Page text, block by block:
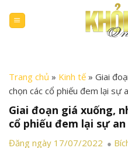
content
Trang chủ » Kinh tế » Giai
chọn các cổ phiếu đem lại sự
Giai đoạn giá xuống,
cổ phiếu đem lại sự
Đăng ngày 17/07/2022